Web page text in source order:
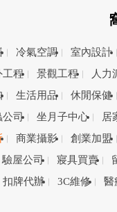
冷氣空調 室內設計
工程 景觀工程 人力
生活用品 休閒保健
公司 坐月子中心 居
商業攝影 創業加盟
驗屋公司 寢具買賣
扣牌代辦 3C維修 醫